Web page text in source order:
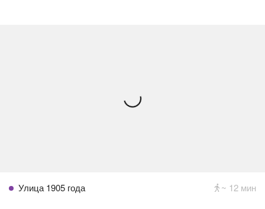
Улица 1905 года ~ 12 мин